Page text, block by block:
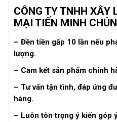
CÔNG TY TNHH XÂY
MẠI TIẾN MINH
– Đền tiền gấp 10 lần nếu
lượng.
– Cam kết sản phẩm chính
– Tư vấn tận tình, đáp ứng
hàng.
– Luôn tôn trọng ý kiến góp